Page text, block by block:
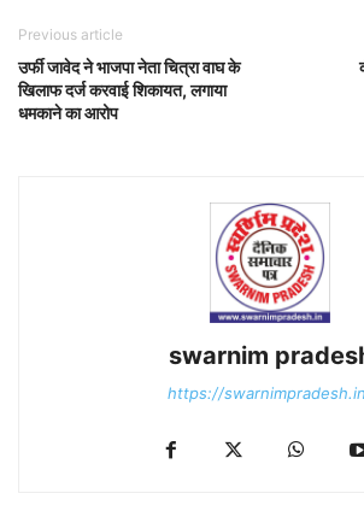
Previous article
उर्फी जावेद ने भाजपा नेता चित्रा वाघ के
खिलाफ दर्ज करवाई शिकायत, लगाया
धमकाने का आरोप
swarnim
https://